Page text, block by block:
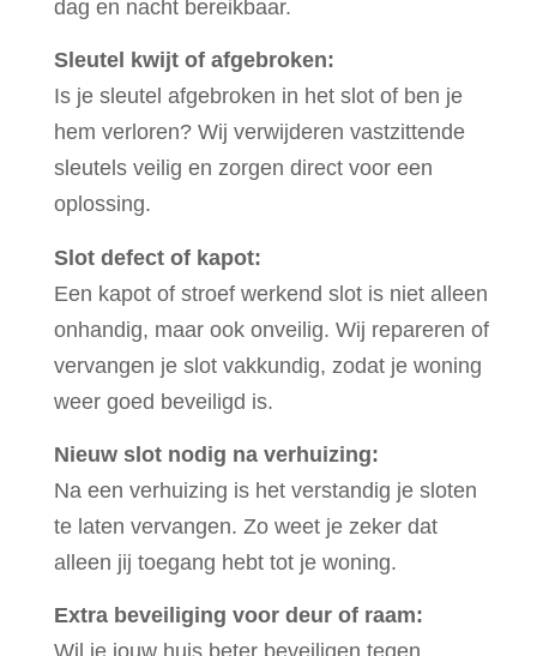
dag en nacht bereikbaar.
Sleutel kwijt of afgebroken:
Is je sleutel afgebroken in het slot of ben je
hem verloren? Wij verwijderen vastzittende
sleutels veilig en zorgen direct voor een
oplossing.
Slot defect of kapot:
Een kapot of stroef werkend slot is niet alleen
onhandig, maar ook onveilig. Wij repareren of
vervangen je slot vakkundig, zodat je woning
weer goed beveiligd is.
Nieuw slot nodig na verhuizing:
Na een verhuizing is het verstandig je sloten
te laten vervangen. Zo weet je zeker dat
alleen jij toegang hebt tot je woning.
Extra beveiliging voor deur of raam: